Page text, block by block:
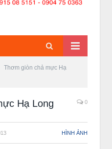
Thơm giòn chả mực Hạ
Hạ Long 0
HÌNH ẢNH